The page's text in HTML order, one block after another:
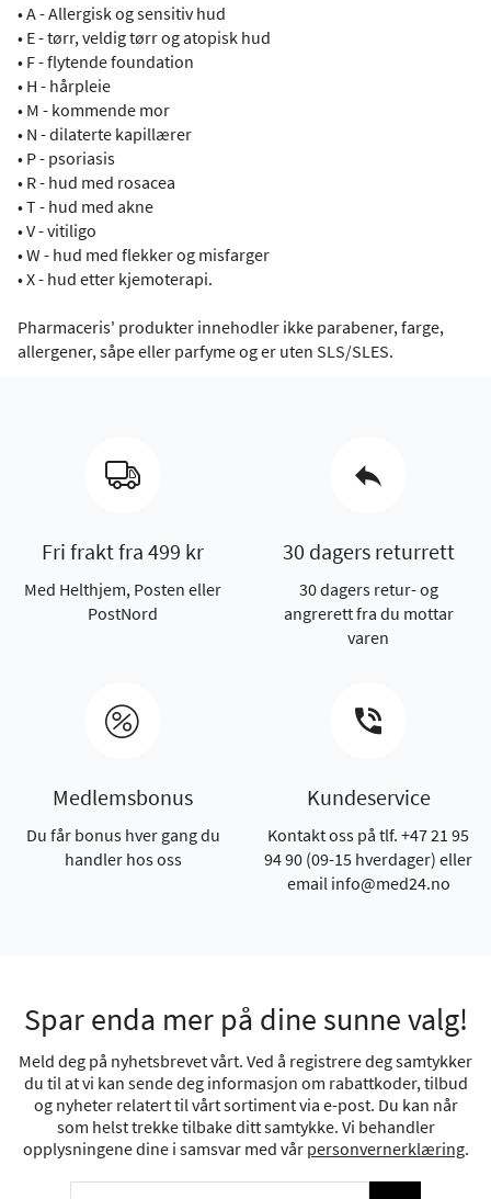
• A - Allergisk og sensitiv hud
• E - tørr, veldig tørr og atopisk hud
• F - flytende foundation
• H - hårpleie
• M - kommende mor
• N - dilaterte kapillærer
• P - psoriasis
• R - hud med rosacea
• T - hud med akne
• V - vitiligo
• W - hud med flekker og misfarger
• X - hud etter kjemoterapi.
Pharmaceris' produkter innehodler ikke parabener, farge,
allergener, såpe eller parfyme og er uten SLS/SLES.
Fri frakt fra 499 kr
Med Helthjem, Posten eller
PostNord
30 dagers returrett
30 dagers retur- og
angrerett fra du mottar
varen
Medlemsbonus
Du får bonus hver gang du
handler hos oss
Kundeservice
Kontakt oss på tlf. +47 21 95
94 90 (09-15 hverdager) eller
email info@med24.no
Spar enda mer på dine sunne valg!
Meld deg på nyhetsbrevet vårt. Ved å registrere deg samtykker
du til at vi kan sende deg informasjon om rabattkoder, tilbud
og nyheter relatert til vårt sortiment via e-post. Du kan når
som helst trekke tilbake ditt samtykke. Vi behandler
opplysningene dine i samsvar med vår personvernerklæring.